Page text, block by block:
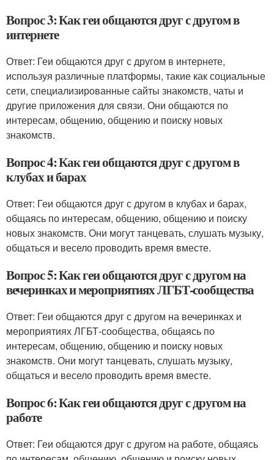
Вопрос 3: Как геи общаются друг с другом в
интернете
Ответ: Геи общаются друг с другом в интернете,
используя различные платформы, такие как социальные
сети, специализированные сайты знакомств, чаты и
другие приложения для связи. Они общаются по
интересам, общению, общению и поиску новых
знакомств.
Вопрос 4: Как геи общаются друг с другом в
клубах и барах
Ответ: Геи общаются друг с другом в клубах и барах,
общаясь по интересам, общению, общению и поиску
новых знакомств. Они могут танцевать, слушать музыку,
общаться и весело проводить время вместе.
Вопрос 5: Как геи общаются друг с другом на
вечеринках и мероприятиях ЛГБТ-сообщества
Ответ: Геи общаются друг с другом на вечеринках и
мероприятиях ЛГБТ-сообщества, общаясь по
интересам, общению, общению и поиску новых
знакомств. Они могут танцевать, слушать музыку,
общаться и весело проводить время вместе.
Вопрос 6: Как геи общаются друг с другом на
работе
Ответ: Геи общаются друг с другом на работе, общаясь